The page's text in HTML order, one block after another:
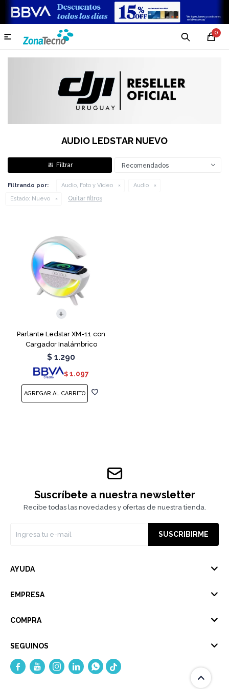
0

AUDIO LEDSTAR NUEVO
Recomendados
Filtrando por: Audio, Foto y Video
Audio
Estado: Nuevo Quitar filtros
Parlante Ledstar XM-11 con
Cargador Inalámbrico
$ 1.290
$ 1.097
Suscríbete a nuestra newsletter
Recibe todas las novedades y ofertas de nuestra tienda.
SUSCRIBIRME
AYUDA
EMPRESA
COMPRA
SEGUINOS
    